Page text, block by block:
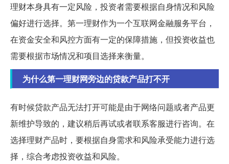
理财本身具有一定风险，投资者需要根据自身情况和风险
偏好进行选择。第一理财作为一个互联网金融服务平台，
在资金安全和风控方面有一定的保障措施，但投资收益也
需要根据市场情况和项目选择来衡量。
为什么第一理财网旁边的贷款产品打不开
有时候贷款产品无法打开可能是由于网络问题或者产品更
新维护导致的，建议稍后再试或者联系客服进行咨询。在
选择理财产品时，要根据自身需求和风险承受能力进行选
择，综合考虑投资收益和风险。